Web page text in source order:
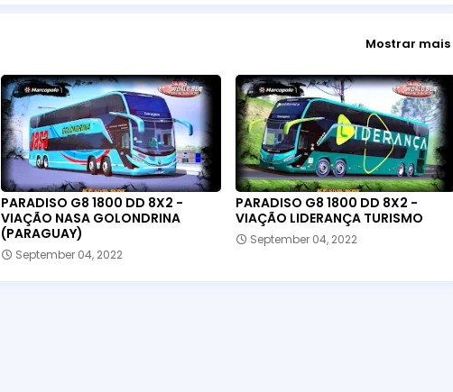
Mostrar mais
PARADISO G8 1800 DD 8X2 -
VIAÇÃO NASA GOLONDRINA
(PARAGUAY)
September 04, 2022
PARADISO G8 1800 DD 8X2 -
VIAÇÃO LIDERANÇA TURISMO
September 04, 2022